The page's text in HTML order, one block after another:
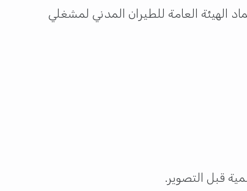
الهيئة العامة للطيران المدني لمشغلي
قبل التصوير.